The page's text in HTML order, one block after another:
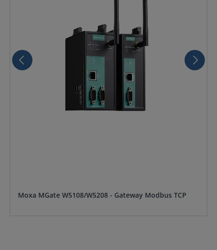
Moxa MGate W5108/W5208 - Gateway Modbus TCP